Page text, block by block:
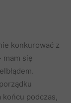
konkurować z
mam się
podczas,